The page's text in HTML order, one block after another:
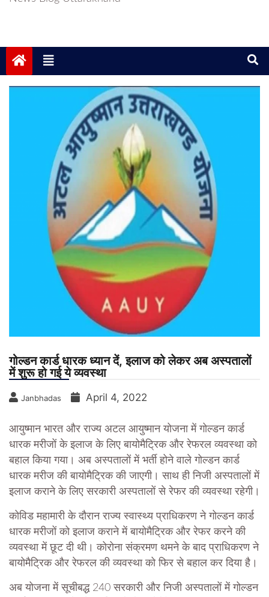
गोल्डन कार्ड धारक ध्यान दें, इलाज को लेकर अब अस्पतालों
में शुरू हो गई ये व्यवस्था
Janbhadas April 4, 2022
आयुष्मान भारत और राज्य अटल आयुष्मान योजना में गोल्डन कार्ड
धारक मरीजों के इलाज के लिए बायोमैट्रिक और रेफरल व्यवस्था को
बहाल किया गया। अब अस्पतालों में भर्ती होने वाले गोल्डन कार्ड
धारक मरीज की बायोमैट्रिक की जाएगी। साथ ही निजी अस्पतालों में
इलाज कराने के लिए सरकारी अस्पतालों से रेफर की व्यवस्था रहेगी।
कोविड महामारी के दौरान राज्य स्वास्थ्य प्राधिकरण ने गोल्डन कार्ड
धारक मरीजों को इलाज कराने में बायोमैट्रिक और रेफर करने की
व्यवस्था में छूट दी थी। कोरोना संक्रमण थमने के बाद प्राधिकरण ने
बायोमैट्रिक और रेफरल की व्यवस्था को फिर से बहाल कर दिया है।
अब योजना में सूचीबद्ध 240 सरकारी और निजी अस्पतालों में गोल्डन